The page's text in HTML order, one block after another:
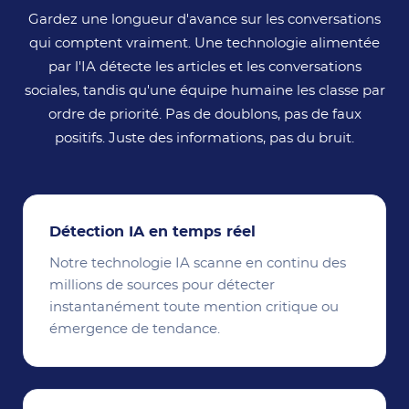
Gardez une longueur d'avance sur les conversations
qui comptent vraiment. Une technologie alimentée
par l'IA détecte les articles et les conversations
sociales, tandis qu'une équipe humaine les classe par
ordre de priorité. Pas de doublons, pas de faux
positifs. Juste des informations, pas du bruit.
Détection IA en temps réel
Notre technologie IA scanne en continu des
millions de sources pour détecter
instantanément toute mention critique ou
émergence de tendance.